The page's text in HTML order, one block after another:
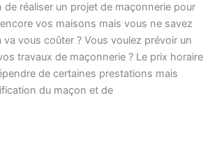
de réaliser un projet de maçonnerie pour
vos maisons mais vous ne savez
vous coûter ? Vous voulez prévoir un
travaux de maçonnerie ? Le prix horaire
de certaines prestations mais
du maçon et de